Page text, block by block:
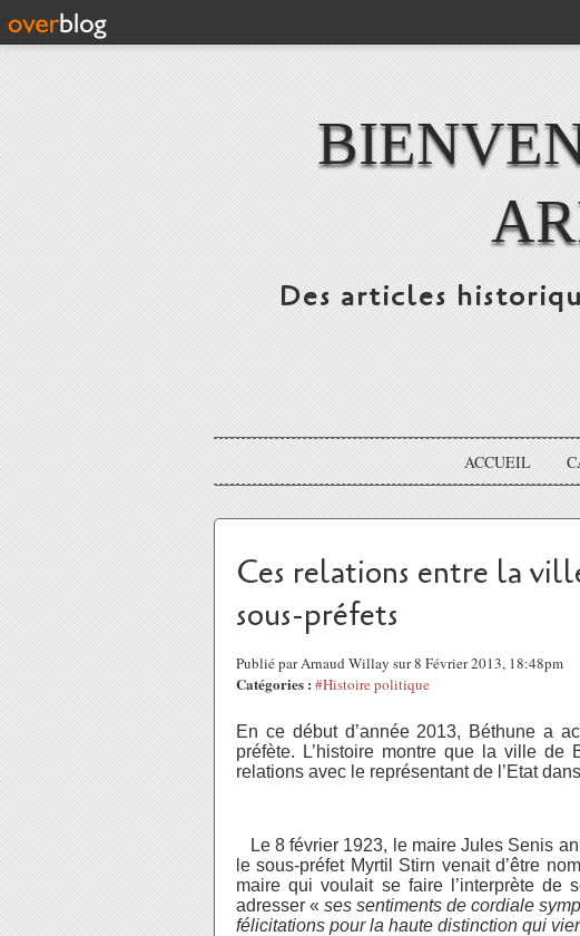
Des articles
ACCUEIL
Ces relations entre la
sous-préfets
Publié par Arnaud Willay sur 8 Février 2013, 18:48pm
Catégories : #Histoire politique
En ce début d’année 2013, Béthune a
préfète. L’histoire montre que la ville de
relations avec le représentant de l’Etat
Le 8 février 1923, le maire Jules Senis
le sous-préfet Myrtil Stirn venait d’être
maire qui voulait se faire l’interprète de
adresser « ses sentiments de cordiale
félicitations pour la haute distinction qui